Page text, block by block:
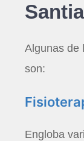
Algunas de
son:
Engloba